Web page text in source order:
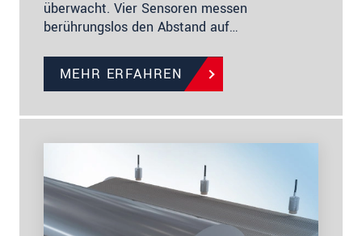
überwacht. Vier Sensoren messen
berührungslos den Abstand auf…
MEHR ERFAHREN